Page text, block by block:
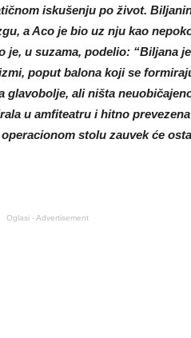
iskušenju po život.
a Aco je bio uz nju kao
je, u suzama, podelio: “Biljana
poput balona koji se
glavobolje, ali ništa
u amfiteatru i hitno
stolu zauvek će
Oglasi - Advertisement